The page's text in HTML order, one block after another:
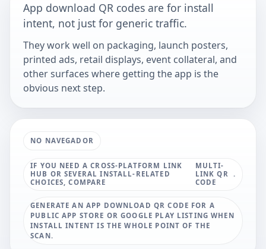
App download QR codes are for install
intent, not just for generic traffic.
They work well on packaging, launch posters,
printed ads, retail displays, event collateral, and
other surfaces where getting the app is the
obvious next step.
NO NAVEGADOR
IF YOU NEED A CROSS-PLATFORM LINK
HUB OR SEVERAL INSTALL-RELATED
CHOICES, COMPARE
MULTI-
LINK QR
CODE
.
GENERATE AN APP DOWNLOAD QR CODE FOR A
PUBLIC APP STORE OR GOOGLE PLAY LISTING WHEN
INSTALL INTENT IS THE WHOLE POINT OF THE
SCAN.